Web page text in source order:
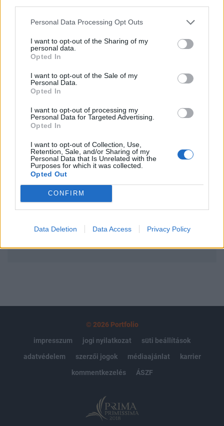
Personal Data Processing Opt Outs
I want to opt-out of the Sharing of my
personal data.
Opted In
I want to opt-out of the Sale of my
Personal Data.
Opted In
I want to opt-out of processing my
Personal Data for Targeted Advertising.
Opted In
I want to opt-out of Collection, Use,
Retention, Sale, and/or Sharing of my
Personal Data that Is Unrelated with the
Purposes for which it was collected.
Opted Out
CONFIRM
Data Deletion Data Access Privacy Policy
fogyasztást a Mavir, mint az előző év azonos időszakában,
ez a napi csúcsteljesítmény esetében 300-400 megawattot,
Napi Gazdaság cikke. Az E.On-nál 10%-os kereslet
visszaesést tapasztalnak, ami az ipari...
KEDVES OLVASÓNK!
tartozik, melynek olvasása előfizetéses
regisztrációhoz kötött.
Az előfizetés a következőket tartalmazza:
Portfolio.hu teljes cikkarchívum
Kötéslisták: BÉT elmúlt 2 év napon belüli
kötéslistái
Előfizetés
MÁR ELŐFIZETŐNK VAGY?BEJELENTKEZÉS
© 2026 Portfolio
impresszum
jogi nyilatkozat
süti beállítások
adatvédelem
szerzői jogok médiaajánlat
karrier
kommentkezelés
ÁSZF